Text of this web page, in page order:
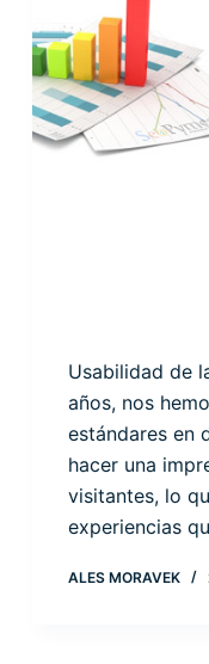
Usabilidad de
años, nos
estándares en
hacer una
visitantes, lo
experiencias
ALES MORAVEK